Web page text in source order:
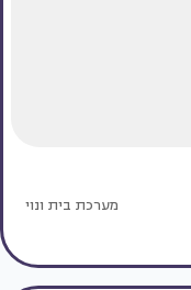
מערכת בית ונוי